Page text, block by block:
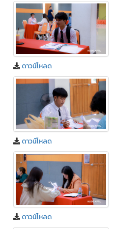
ดาวน์โหลด
ดาวน์โหลด
ดาวน์โหลด